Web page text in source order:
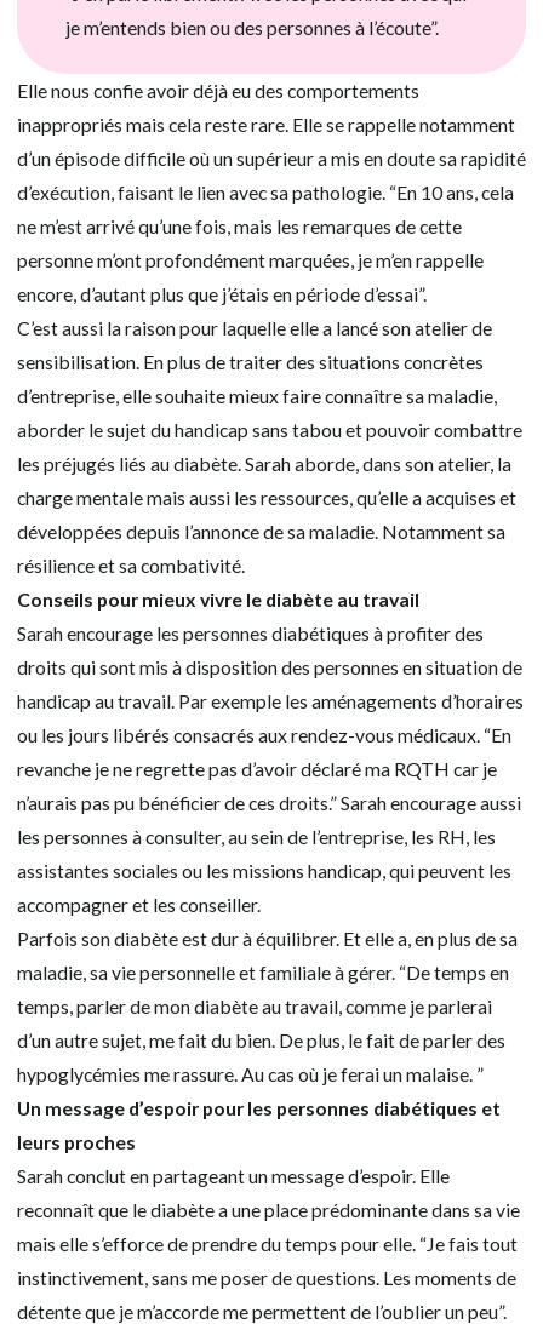
je m’entends bien ou des personnes à l’écoute”.
Elle nous confie avoir déjà eu des comportements
inappropriés mais cela reste rare. Elle se rappelle notamment
d’un épisode difficile où un supérieur a mis en doute sa rapidité
d’exécution, faisant le lien avec sa pathologie. “En 10 ans, cela
ne m’est arrivé qu’une fois, mais les remarques de cette
personne m’ont profondément marquées, je m’en rappelle
encore, d’autant plus que j’étais en période d’essai”.
C’est aussi la raison pour laquelle elle a lancé son atelier de
sensibilisation. En plus de traiter des situations concrètes
d’entreprise, elle souhaite mieux faire connaître sa maladie,
aborder le sujet du handicap sans tabou et pouvoir combattre
les préjugés liés au diabète. Sarah aborde, dans son atelier, la
charge mentale mais aussi les ressources, qu’elle a acquises et
développées depuis l’annonce de sa maladie. Notamment sa
résilience et sa combativité.
Conseils pour mieux vivre le diabète au travail
Sarah encourage les personnes diabétiques à profiter des
droits qui sont mis à disposition des personnes en situation de
handicap au travail. Par exemple les aménagements d’horaires
ou les jours libérés consacrés aux rendez-vous médicaux. “En
revanche je ne regrette pas d’avoir déclaré ma RQTH car je
n’aurais pas pu bénéficier de ces droits.” Sarah encourage aussi
les personnes à consulter, au sein de l’entreprise, les RH, les
assistantes sociales ou les missions handicap, qui peuvent les
accompagner et les conseiller.
Parfois son diabète est dur à équilibrer. Et elle a, en plus de sa
maladie, sa vie personnelle et familiale à gérer. “De temps en
temps, parler de mon diabète au travail, comme je parlerai
d’un autre sujet, me fait du bien. De plus, le fait de parler des
hypoglycémies me rassure. Au cas où je ferai un malaise. ”
Un message d’espoir pour les personnes diabétiques et
leurs proches
Sarah conclut en partageant un message d’espoir. Elle
reconnaît que le diabète a une place prédominante dans sa vie
mais elle s’efforce de prendre du temps pour elle. “Je fais tout
instinctivement, sans me poser de questions. Les moments de
détente que je m’accorde me permettent de l’oublier un peu”.